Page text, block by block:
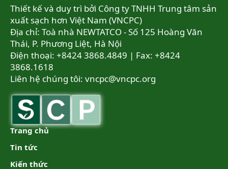
Thiết kế và duy trì bởi Công ty TNHH Trung tâm sản
xuất sạch hơn Việt Nam (VNCPC)
Địa chỉ: Toà nhà NEWTATCO - Số 125 Hoàng Văn
Thái, P. Phương Liệt, Hà Nội
Điện thoại: +8424 3868.4849 | Fax: +8424
3868.1618
Liên hệ chúng tôi: vncpc@vncpc.org
Trang chủ
Tin tức
Kiến thức